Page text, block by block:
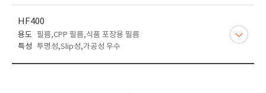
HF400
용도 필름,CPP 필름,식품 포장용 필름
특성 투명성,Slip성,가공성 우수